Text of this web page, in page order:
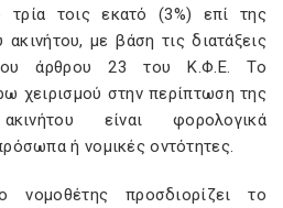
τρία τοις εκατό (3%) επί της
ακινήτου, με βάση τις διατάξεις
άρθρου 23 του Κ.Φ.Ε. Το
χειρισμού στην περίπτωση της
ακινήτου είναι φορολογικά
ή νομικές οντότητες.
προσδιορίζει το